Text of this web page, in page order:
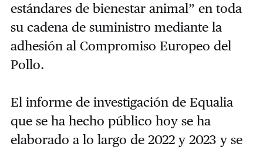
estándares de bienestar animal” en toda
su cadena de suministro mediante la
adhesión al Compromiso Europeo del
Pollo.
El informe de investigación de Equalia
que se ha hecho público hoy se ha
elaborado a lo largo de 2022 y 2023 y se